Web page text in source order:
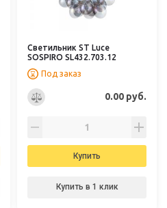
Светильник ST Luce
SOSPIRO SL432.703.12
Под заказ
0.00 руб.
Купить
Купить в 1 клик